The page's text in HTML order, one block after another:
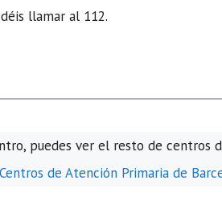
llamar al 112.
puedes ver el resto de centros
Centros de Atención Primaria de